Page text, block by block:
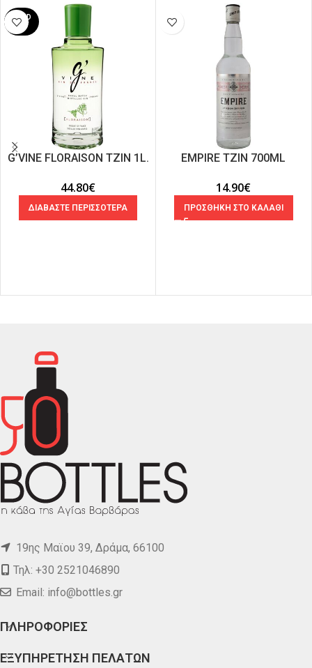
SOLD
OUT
G’VINE FLORAISON ΤΖΙΝ 1L.
44.80€
ΔΙΑΒΑΣΤΕ ΠΕΡΙΣΣΟΤΕΡΑ
EMPIRE ΤΖΙΝ 700ML
14.90€
ΠΡΟΣΘΗΚΗ ΣΤΟ ΚΑΛΑΘΙ
19ης Μαϊου 39, Δράμα, 66100
Τηλ: +30 2521046890
Email: info@bottles.gr
ΠΛΗΡΟΦΟΡΙΕΣ
ΕΞΥΠΗΡΕΤΗΣΗ ΠΕΛΑΤΩΝ